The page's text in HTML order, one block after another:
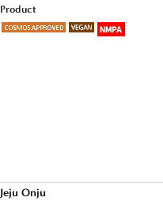
Product
Jeju Onju